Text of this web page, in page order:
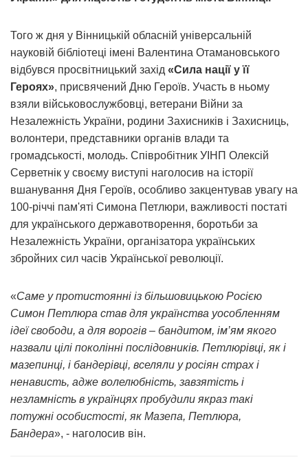
Того ж дня у Вінницькій обласній універсальній
науковій бібліотеці імені Валентина Отамановського
відбувся просвітницький захід «Сила нації у її
Героях», присвячений Дню Героїв. Участь в ньому
взяли військовослужбовці, ветерани Війни за
Незалежність України, родини Захисників і Захисниць,
волонтери, представники органів влади та
громадськості, молодь. Співробітник УІНП Олексій
Серветнік у своєму виступі наголосив на історії
вшанування Дня Героїв, особливо закцентував увагу на
100-річчі пам'яті Симона Петлюри, важливості постаті
для українського державотворення, боротьби за
Незалежність України, організатора українських
збройних сил часів Української революції.
«Саме у протистоянні із більшовицькою Росією
Симон Петлюра став для українства уособленням
ідеї свободи, а для ворогів – бандитом, ім’ям якого
назвали цілі поколінні послідовників. Петлюрівці, як і
мазепинці, і бандерівці, вселяли у росіян страх і
ненависть, адже волелюбність, завзятість і
незламність в українцях пробудили якраз такі
потужні особистості, як Мазепа, Петлюра,
Бандера», - наголосив він.